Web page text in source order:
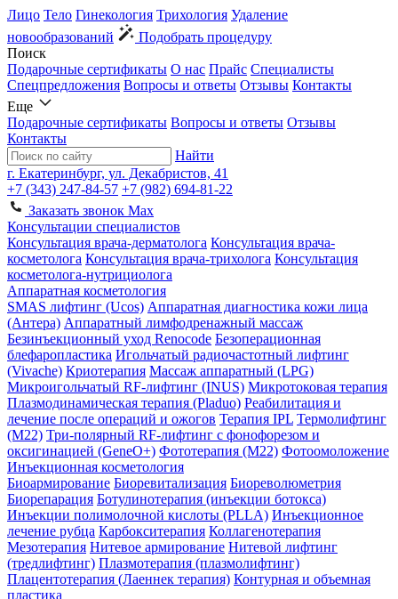
Лицо Тело Гинекология Трихология Удаление
новообразований
Подобрать процедуру
Поиск
Подарочные сертификаты О нас Прайс Специалисты
Спецпредложения Вопросы и ответы Отзывы Контакты
Еще
Подарочные сертификаты Вопросы и ответы Отзывы
Контакты
Найти
г. Екатеринбург, ул. Декабристов, 41
+7 (343) 247-84-57 +7 (982) 694-81-22
Заказать звонок Max
Консультации специалистов
Консультация врача-дерматолога Консультация врача-
косметолога Консультация врача-трихолога Консультация
косметолога-нутрициолога
Аппаратная косметология
SMAS лифтинг (Ucos) Аппаратная диагностика кожи лица
(Антера) Аппаратный лимфодренажный массаж
Безинъекционный уход Renocode Безоперационная
блефаропластика Игольчатый радиочастотный лифтинг
(Vivache) Криотерапия Массаж аппаратный (LPG)
Микроигольчатый RF-лифтинг (INUS) Микротоковая терапия
Плазмодинамическая терапия (Pladuo) Реабилитация и
лечение после операций и ожогов Терапия IPL Термолифтинг
(M22) Три-полярный RF-лифтинг c фонофорезом и
оксигинацией (GeneO+) Фототерапия (М22) Фотоомоложение
Инъекционная косметология
Биоармирование Биоревитализация Биореволюметрия
Биорепарация Ботулинотерапия (инъекции ботокса)
Инъекции полимолочной кислоты (PLLA) Инъекционное
лечение рубца Карбокситерапия Коллагенотерапия
Мезотерапия Нитевое армирование Нитевой лифтинг
(тредлифтинг) Плазмотерапия (плазмолифтинг)
Плацентотерапия (Лаеннек терапия) Контурная и объемная
пластика